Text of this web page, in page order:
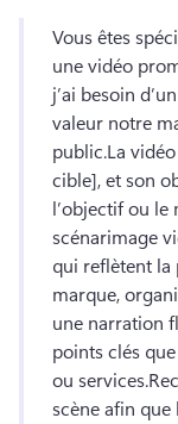
Vous êtes
une vidéo
j’ai besoin
valeur notre
public.La
cible], et son
l’objectif ou le
scénarimage
qui reflètent la
marque,
une narration
points clés
ou services.
scène afin